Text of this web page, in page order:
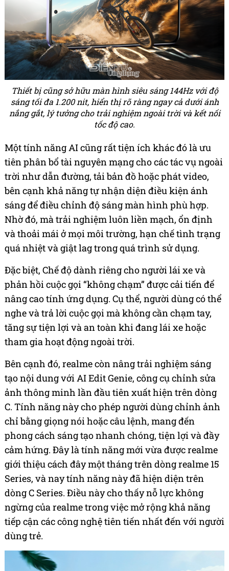
Thiết bị cũng sở hữu màn hình siêu sáng 144Hz với độ
sáng tối đa 1.200 nit, hiển thị rõ ràng ngay cả dưới ánh
nắng gắt, lý tưởng cho trải nghiệm ngoài trời và kết nối
tốc độ cao.
Một tính năng AI cũng rất tiện ích khác đó là ưu
tiên phân bổ tài nguyên mạng cho các tác vụ ngoài
trời như dẫn đường, tải bản đồ hoặc phát video,
bên cạnh khả năng tự nhận diện điều kiện ánh
sáng để điều chỉnh độ sáng màn hình phù hợp.
Nhờ đó, mà trải nghiệm luôn liền mạch, ổn định
và thoải mái ở mọi môi trường, hạn chế tình trạng
quá nhiệt và giật lag trong quá trình sử dụng.
Đặc biệt, Chế độ dành riêng cho người lái xe và
phản hồi cuộc gọi “không chạm” được cải tiến để
nâng cao tính ứng dụng. Cụ thể, người dùng có thể
nghe và trả lời cuộc gọi mà không cần chạm tay,
tăng sự tiện lợi và an toàn khi đang lái xe hoặc
tham gia hoạt động ngoài trời.
Bên cạnh đó, realme còn nâng trải nghiệm sáng
tạo nội dung với AI Edit Genie, công cụ chỉnh sửa
ảnh thông minh lần đầu tiên xuất hiện trên dòng
C. Tính năng này cho phép người dùng chỉnh ảnh
chỉ bằng giọng nói hoặc câu lệnh, mang đến
phong cách sáng tạo nhanh chóng, tiện lợi và đầy
cảm hứng. Đây là tính năng mới vừa được realme
giới thiệu cách đây một tháng trên dòng realme 15
Series, và nay tính năng này đã hiện diện trên
dòng C Series. Điều này cho thấy nỗ lực không
ngừng của realme trong việc mở rộng khả năng
tiếp cận các công nghệ tiên tiến nhất đến với người
dùng trẻ.